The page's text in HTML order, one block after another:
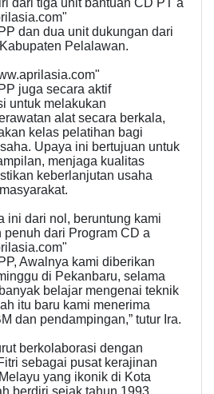
dari tiga unit bantuan CD PT a
dan dua unit dukungan dari
Pelalawan.
juga secara aktif
untuk melakukan
alat secara berkala,
kelas pelatihan bagi
Upaya ini bertujuan untuk
menjaga kualitas
keberlanjutan usaha
ini dari nol, beruntung kami
penuh dari Program CD a
Awalnya kami diberikan
di Pekanbaru, selama
belajar mengenai teknik
itu baru kami menerima
dan pendampingan,” tutur Ira.
berkolaborasi dengan
sebagai pusat kerajinan
yang ikonik di Kota